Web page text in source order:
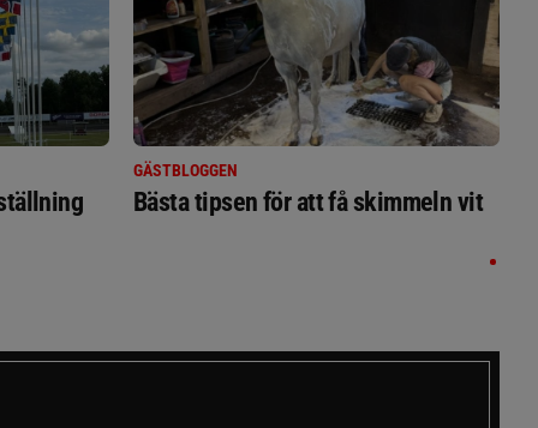
GÄSTBLOGGEN
Bästa tipsen för att få skimmeln vit